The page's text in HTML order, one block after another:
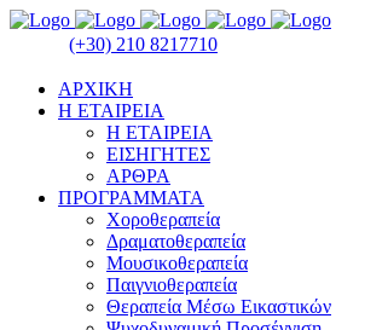
(+30) 210 8217710
ΑΡΧΙΚΗ
Η ΕΤΑΙΡΕΙΑ
Η ΕΤΑΙΡΕΙΑ
ΕΙΣΗΓΗΤΕΣ
ΑΡΘΡΑ
ΠΡΟΓΡΑΜΜΑΤΑ
Χοροθεραπεία
Δραματοθεραπεία
Μουσικοθεραπεία
Παιγνιοθεραπεία
Θεραπεία Μέσω Εικαστικών